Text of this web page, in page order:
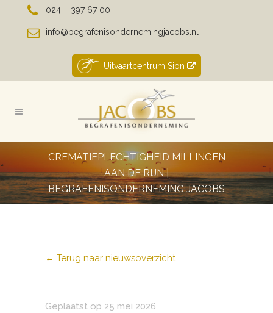
024 – 397 67 00
info@begrafenisondernemingjacobs.nl
Uitvaartcentrum Sion
CREMATIEPLECHTIGHEID MILLINGEN
AAN DE RIJN |
BEGRAFENISONDERNEMING JACOBS
← Terug naar nieuwsoverzicht
Geplaatst op 25 mei 2026